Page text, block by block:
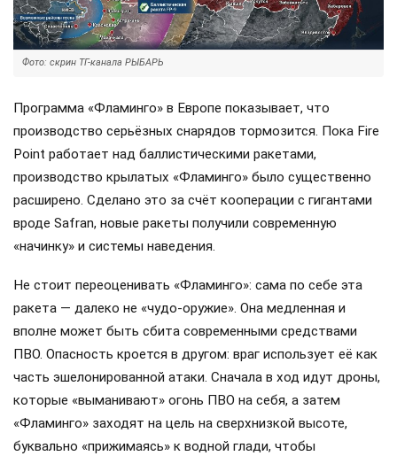
Фото: скрин ТГ-канала РЫБАРЬ
Программа «Фламинго» в Европе показывает, что
производство серьёзных снарядов тормозится. Пока Fire
Point работает над баллистическими ракетами,
производство крылатых «Фламинго» было существенно
расширено. Сделано это за счёт кооперации с гигантами
вроде Safran, новые ракеты получили современную
«начинку» и системы наведения.
Не стоит переоценивать «Фламинго»: сама по себе эта
ракета — далеко не «чудо-оружие». Она медленная и
вполне может быть сбита современными средствами
ПВО. Опасность кроется в другом: враг использует её как
часть эшелонированной атаки. Сначала в ход идут дроны,
которые «выманивают» огонь ПВО на себя, а затем
«Фламинго» заходят на цель на сверхнизкой высоте,
буквально «прижимаясь» к водной глади, чтобы